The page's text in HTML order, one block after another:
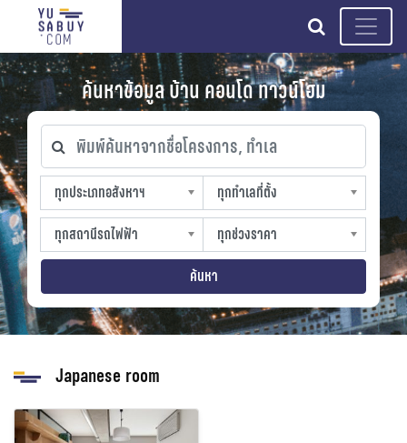
search
ค้นหาข้อมูล บ้าน คอนโด ทาวน์โฮม
พิมพ์ค้นหาจากชื่อโครงการ, ทำเล
ทุกประเภทอสังหาฯ
ทุกประเภทอสังหาฯ
sproperty
ทุกทำเลที่ตั้ง
ทุกทำเลที่ตั้ง
slocation
ทุกสถานีรถไฟฟ้า
ทุกสถานีรถไฟฟ้า
strain-station
ทุกช่วงราคา
ทุกช่วงราคา
sprice
ค้นหา
Japanese room